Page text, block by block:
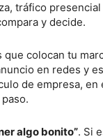
tráfico
y decide.
colocan tu
en redes y
de empresa, en
algo bonito”. Si